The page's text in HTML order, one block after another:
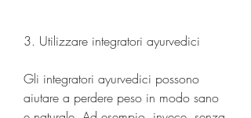
3. Utilizzare integratori ayurvedici
Gli integratori ayurvedici possono
aiutare a perdere peso in modo sano